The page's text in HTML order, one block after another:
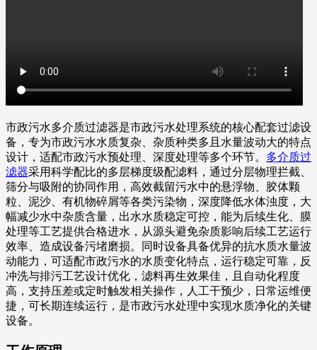
市政污水多介质过滤器是市政污水处理系统的核心配套过滤设
备，专为市政污水水质复杂、杂质种类多且水量波动大的特点
设计，适配市政污水预处理、深度处理等多个环节。 多介质过
滤器采用科学配比的多层梯度级配滤料，通过分层物理拦截、
筛分与吸附的协同作用，高效截留污水中的悬浮物、胶体颗
粒、泥沙、有机物碎屑等各类污染物，深度降低水体浊度，大
幅减少水中杂质含量，出水水质稳定可控，能为后续生化、膜
处理等工艺提供合格进水，从源头避免杂质影响后续工艺运行
效率、造成设备污堵磨损。同时设备具备优异的抗水质水量波
动能力，可适配市政污水的水质变化特点，运行稳定可靠，反
冲洗与排污工艺设计优化，滤料再生效果佳，且自动化程度
高，支持压差或定时触发相关操作，人工干预少，日常运维便
捷，可长期连续运行，是市政污水处理中实现水质净化的关键
设备。